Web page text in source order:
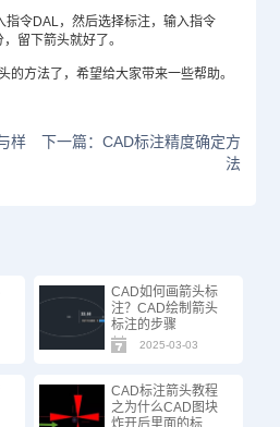
指令DAL，然后选择标注，输入指令
留下箭头就好了。
的方法了，希望给大家带来一些帮助。
样
下一篇：CAD标注精度确定方
法
CAD如何画箭头标
注？CAD绘制箭头
标注的步骤
2025-03-03
CAD标注箭头教程
之为什么CAD图块
炸开后里面的标注